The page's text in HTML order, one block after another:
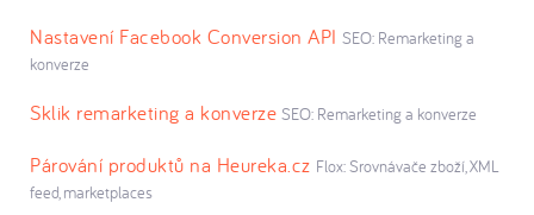
Nastavení Facebook Conversion API SEO: Remarketing a
konverze
Sklik remarketing a konverze SEO: Remarketing a konverze
Párování produktů na Heureka.cz Flox: Srovnávače zboží, XML
feed, marketplaces